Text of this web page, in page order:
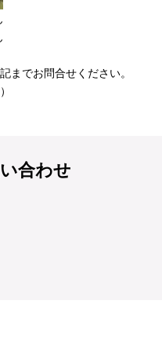
までお問合せください。
合わせ